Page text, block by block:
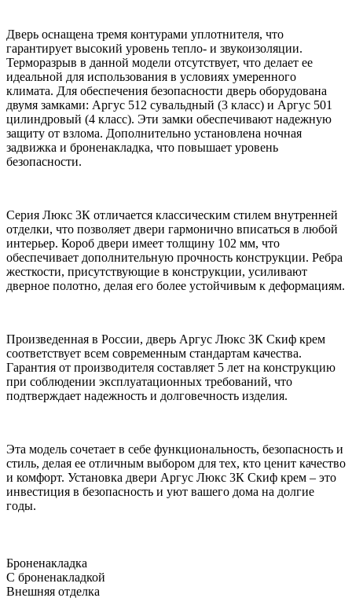
Дверь оснащена тремя контурами уплотнителя, что
гарантирует высокий уровень тепло- и звукоизоляции.
Терморазрыв в данной модели отсутствует, что делает ее
идеальной для использования в условиях умеренного
климата. Для обеспечения безопасности дверь оборудована
двумя замками: Аргус 512 сувальдный (3 класс) и Аргус 501
цилиндровый (4 класс). Эти замки обеспечивают надежную
защиту от взлома. Дополнительно установлена ночная
задвижка и броненакладка, что повышает уровень
безопасности.
Серия Люкс 3К отличается классическим стилем внутренней
отделки, что позволяет двери гармонично вписаться в любой
интерьер. Короб двери имеет толщину 102 мм, что
обеспечивает дополнительную прочность конструкции. Ребра
жесткости, присутствующие в конструкции, усиливают
дверное полотно, делая его более устойчивым к деформациям.
Произведенная в России, дверь Аргус Люкс 3К Скиф крем
соответствует всем современным стандартам качества.
Гарантия от производителя составляет 5 лет на конструкцию
при соблюдении эксплуатационных требований, что
подтверждает надежность и долговечность изделия.
Эта модель сочетает в себе функциональность, безопасность и
стиль, делая ее отличным выбором для тех, кто ценит качество
и комфорт. Установка двери Аргус Люкс 3К Скиф крем – это
инвестиция в безопасность и уют вашего дома на долгие
годы.
Броненакладка
С броненакладкой
Внешняя отделка